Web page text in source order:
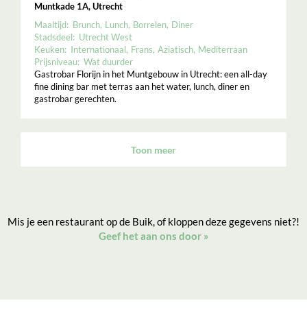
Muntkade 1A, Utrecht
Maaltijd: Brunch Lunch Borrelen Diner
Stadsdeel: Utrecht West
Keuken: Internationaal Frans Aziatisch Mediterraan
Prijsniveau: Wat duurder
Gastrobar Florijn in het Muntgebouw in Utrecht: een all-day
fine dining bar met terras aan het water, lunch, diner en
gastrobar gerechten.
Toon meer
Mis je een restaurant op de Buik, of kloppen deze gegevens niet?!
Geef het aan ons door »